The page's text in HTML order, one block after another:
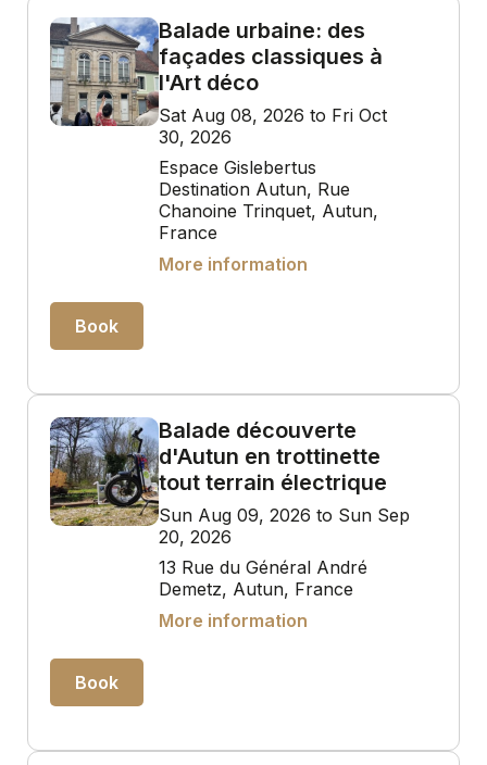
Balade urbaine: des
façades classiques à
l'Art déco
Sat Aug 08, 2026 to Fri Oct
30, 2026
Espace Gislebertus
Destination Autun, Rue
Chanoine Trinquet, Autun,
France
More information
Book
Balade découverte
d'Autun en trottinette
tout terrain électrique
Sun Aug 09, 2026 to Sun Sep
20, 2026
13 Rue du Général André
Demetz, Autun, France
More information
Book